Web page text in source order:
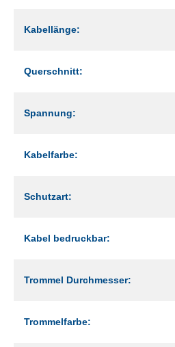
Kabellänge:
Querschnitt:
Spannung:
Kabelfarbe:
Schutzart:
Kabel bedruckbar:
Trommel Durchmesser:
Trommelfarbe: